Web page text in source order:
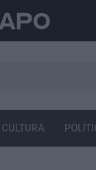
CULTURA